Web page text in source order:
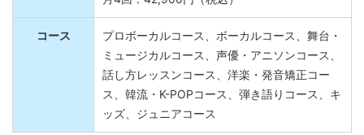
月4回：42,900円（税込）
コース
プロボーカルコース、ボーカルコース、舞台・
ミュージカルコース、声優・アニソンコース、
話し方レッスンコース、洋楽・発音矯正コー
ス、韓流・K-POPコース、弾き語りコース、キ
ッズ、ジュニアコース